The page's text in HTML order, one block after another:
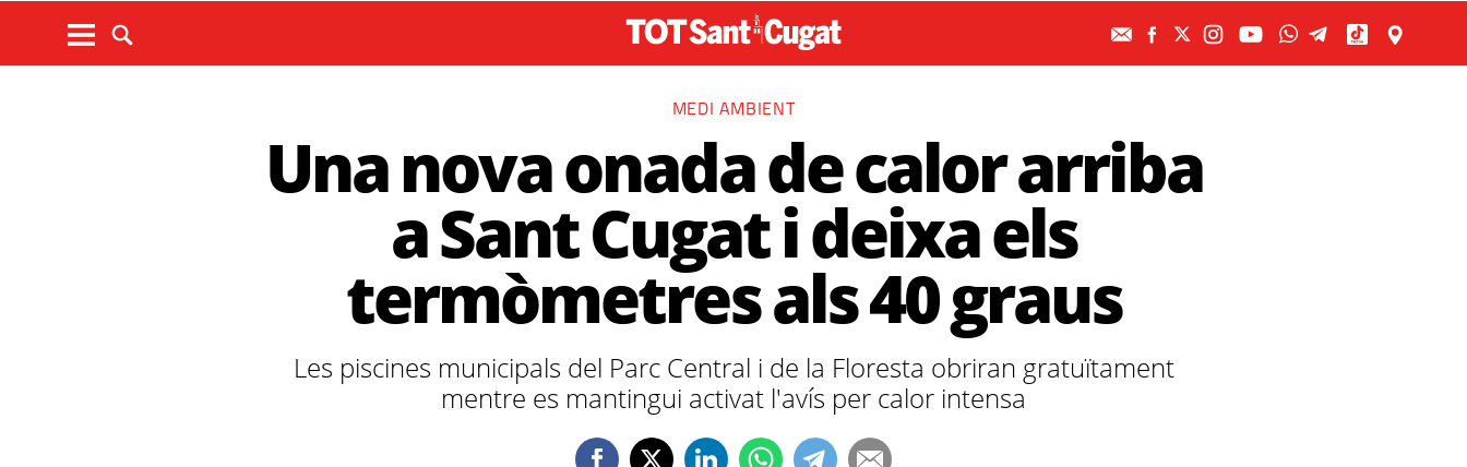
MEDI AMBIENT
Una nova onada de calor arriba
a Sant Cugat i deixa els
termòmetres als 40 graus
Les piscines municipals del Parc Central i de la Floresta obriran gratuïtament
mentre es mantingui activat l'avís per calor intensa